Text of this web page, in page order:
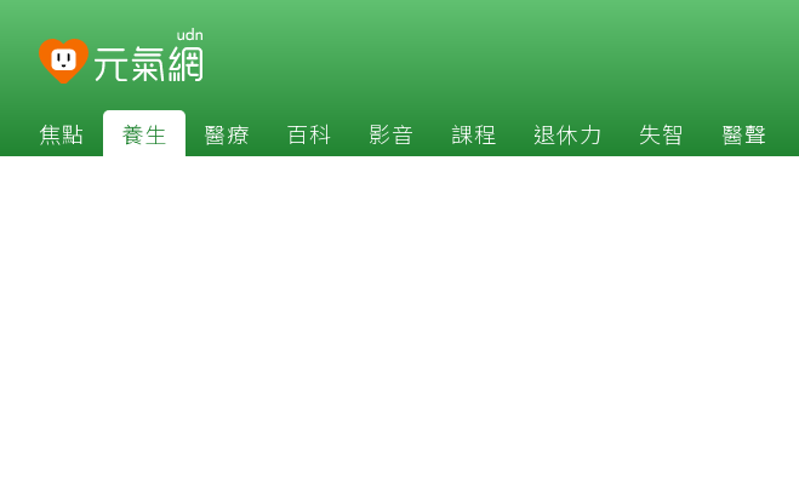
焦點 養生 醫療 百科 影音 課程 退休力 失智 醫聲